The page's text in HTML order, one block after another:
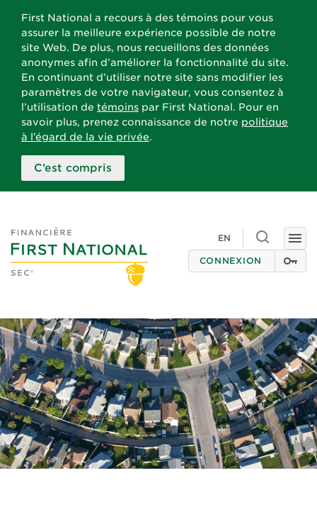
First National a recours à des témoins pour vous
assurer la meilleure expérience possible de notre
site Web. De plus, nous recueillons des données
anonymes afin d’améliorer la fonctionnalité du site.
En continuant d’utiliser notre site sans modifier les
paramètres de votre navigateur, vous consentez à
l’utilisation de témoins par First National. Pour en
savoir plus, prenez connaissance de notre politique
à l’égard de la vie privée.
C’est compris
EN
Toggle
search
CONNEXION